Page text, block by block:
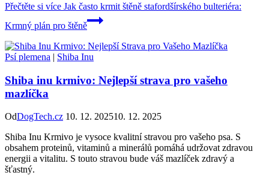
Přečtěte si více Jak často krmit štěně stafordšírského bulteriéra:
Krmný plán pro štěně
Psí plemena | Shiba Inu
Shiba inu krmivo: Nejlepší strava pro vašeho
mazlíčka
OdDogTech.cz 10. 12. 202510. 12. 2025
Shiba Inu Krmivo je vysoce kvalitní stravou pro vašeho psa. S
obsahem proteinů, vitaminů a minerálů pomáhá udržovat zdravou
energii a vitalitu. S touto stravou bude váš mazlíček zdravý a
šťastný.